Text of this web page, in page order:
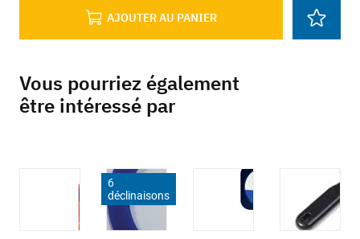
AJOUTER AU PANIER
Vous pourriez également
être intéressé par
6
déclinaisons